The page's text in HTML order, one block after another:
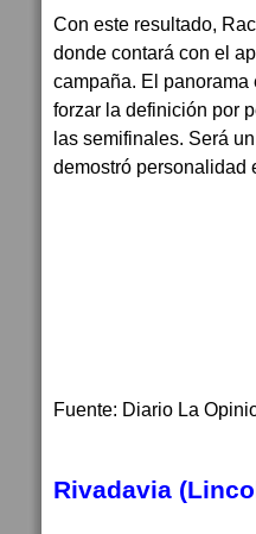
Con este resultado,
donde contará con el
campaña. El
forzar la definición por
las semifinales. Será
demostró personalidad
Fuente: Diario La
Rivadavia